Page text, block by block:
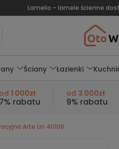
Lamelio – lamele ścienne
Ściany Łazienki
od 1 000zł
7% rabatu
od 3 000zł
9% rabatu
Arte Lin 40106